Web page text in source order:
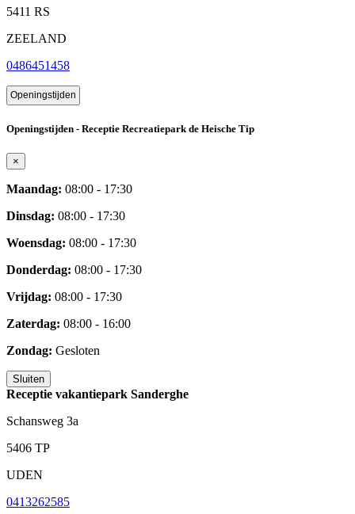
5411 RS
ZEELAND
0486451458
Openingstijden
Openingstijden - Receptie Recreatiepark de Heische Tip
×
Maandag: 08:00 - 17:30
Dinsdag: 08:00 - 17:30
Woensdag: 08:00 - 17:30
Donderdag: 08:00 - 17:30
Vrijdag: 08:00 - 17:30
Zaterdag: 08:00 - 16:00
Zondag: Gesloten
Sluiten
Receptie vakantiepark Sanderghe
Schansweg 3a
5406 TP
UDEN
0413262585